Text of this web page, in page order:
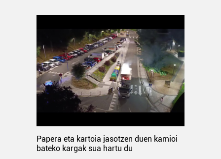
Papera eta kartoia jasotzen duen kamioi
bateko kargak sua hartu du